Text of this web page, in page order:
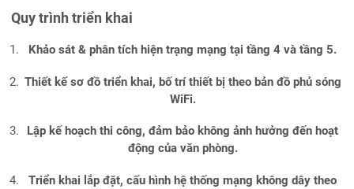
Quy trình triển khai
Khảo sát & phân tích hiện trạng mạng tại tầng 4 và tầng 5.
Thiết kế sơ đồ triển khai, bố trí thiết bị theo bản đồ phủ sóng
WiFi.
Lập kế hoạch thi công, đảm bảo không ảnh hưởng đến hoạt
động của văn phòng.
Triển khai lắp đặt, cấu hình hệ thống mạng không dây theo